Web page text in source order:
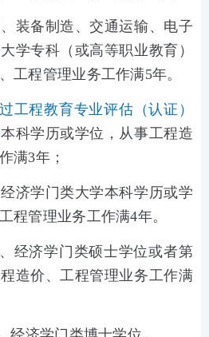
装备制造、交通运输、电子
学专科（或高等职业教育）
工程管理业务工作满5年。
工程教育专业评估（认证）
本科学历或学位，从事工程造
满3年；
济学门类大学本科学历或学
程管理业务工作满4年。
经济学门类硕士学位或者第
造价、工程管理业务工作满